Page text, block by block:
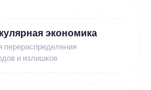
экономика
и излишков